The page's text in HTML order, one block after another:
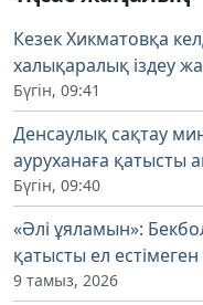
Кезек Хикматовқа
халықаралық іздеу
Бүгін, 09:41
Денсаулық сақтау
ауруханаға
Бүгін, 09:40
«Әлі ұяламын»:
қатысты ел
9 тамыз, 2026